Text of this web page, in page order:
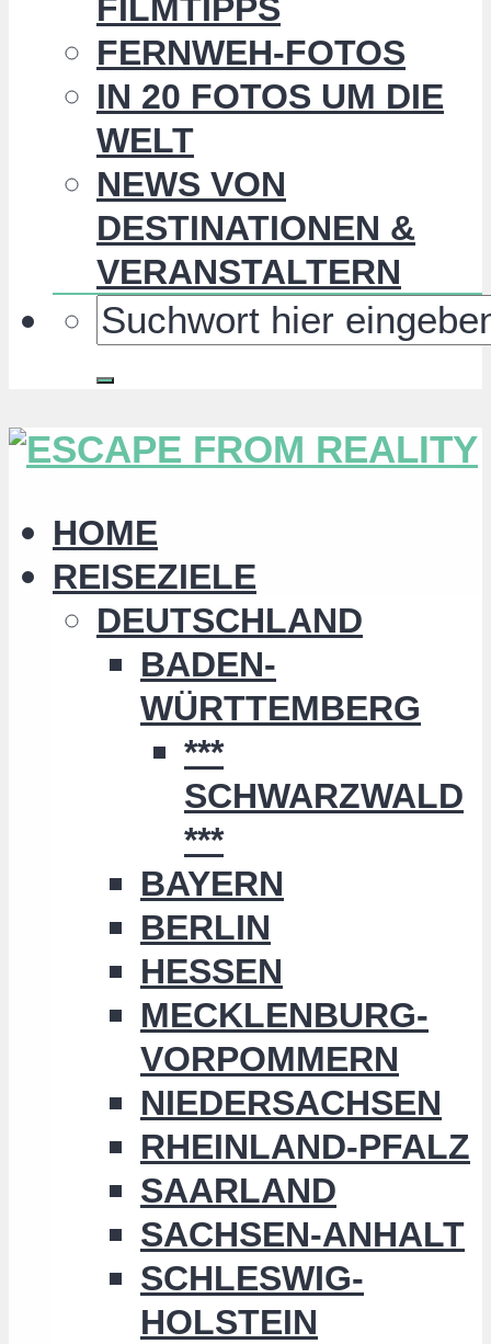
FILMTIPPS
FERNWEH-FOTOS
IN 20 FOTOS UM DIE
WELT
NEWS VON
DESTINATIONEN &
VERANSTALTERN
HOME
REISEZIELE
DEUTSCHLAND
BADEN-
WÜRTTEMBERG
***
SCHWARZWALD
***
BAYERN
BERLIN
HESSEN
MECKLENBURG-
VORPOMMERN
NIEDERSACHSEN
RHEINLAND-PFALZ
SAARLAND
SACHSEN-ANHALT
SCHLESWIG-
HOLSTEIN